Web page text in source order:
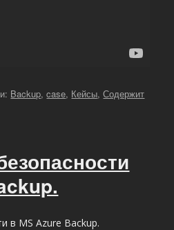
Backup,case, Кейсы,Содержит
в MS Azure Backup.